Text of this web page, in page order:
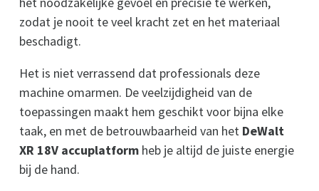
zodat je nooit te veel kracht zet en het materiaal
beschadigt.
Het is niet verrassend dat professionals deze
machine omarmen. De veelzijdigheid van de
toepassingen maakt hem geschikt voor bijna elke
taak, en met de betrouwbaarheid van het DeWalt
XR 18V accuplatform heb je altijd de juiste energie
bij de hand.